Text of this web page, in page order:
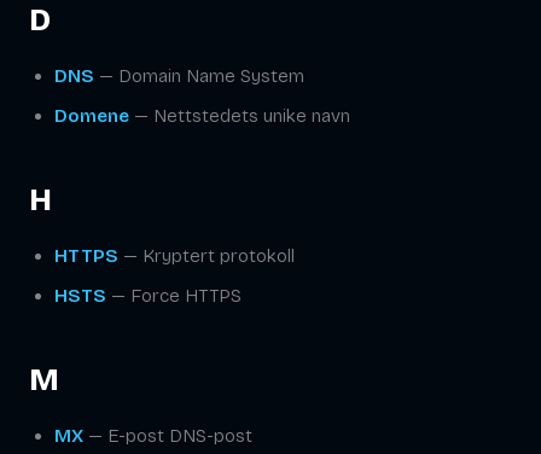
D
DNS — Domain Name System
Domene— Nettstedets unike navn
H
HTTPS — Kryptert protokoll
HSTS — Force HTTPS
M
MX— E-post DNS-post